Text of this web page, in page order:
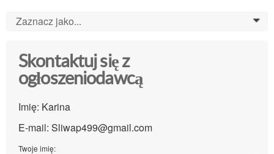
Zaznacz jako... 0
Skontaktuj się z
ogłoszeniodawcą
Imię: Karina
E-mail: Sliwap499@gmail.com
Twoje imię: